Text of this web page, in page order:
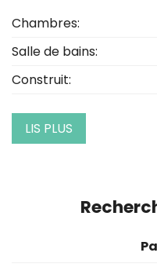
Chambres:
Salle de bains:
Construit:
LIS PLUS